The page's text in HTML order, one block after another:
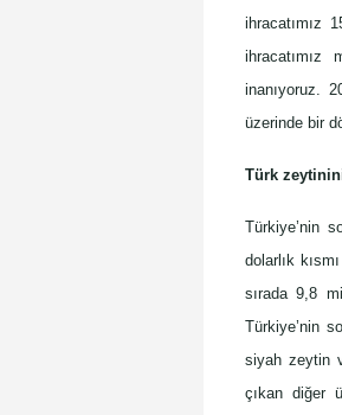
ihracatımız
ihracatımız
inanıyoruz.
üzerinde bir
Türk
Türkiye’nin
dolarlık
sırada 9,8
Türkiye’nin
siyah zeytin
çıkan diğer